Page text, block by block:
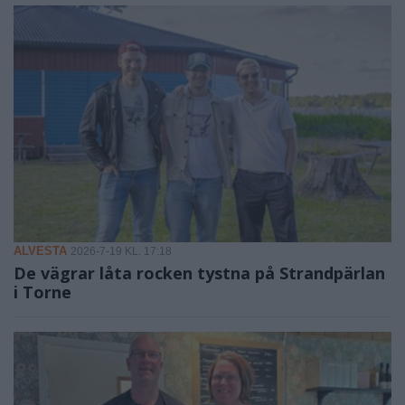
ALVESTA 2026-7-19 KL. 17:18
De vägrar låta rocken tystna på Strandpärlan
i Torne